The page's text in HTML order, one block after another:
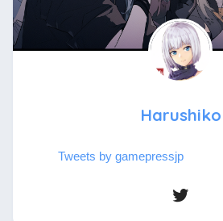
Harushiko
Tweets by gamepressjp